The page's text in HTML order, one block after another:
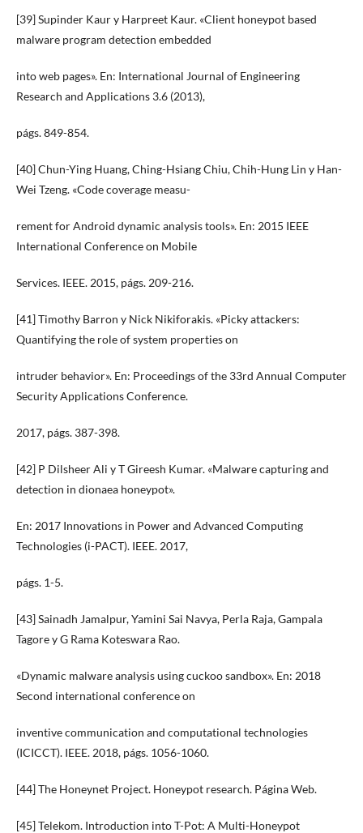
[39] Supinder Kaur y Harpreet Kaur. «Client honeypot based
malware program detection embedded
into web pages». En: International Journal of Engineering
Research and Applications 3.6 (2013),
págs. 849-854.
[40] Chun-Ying Huang, Ching-Hsiang Chiu, Chih-Hung Lin y Han-
Wei Tzeng. «Code coverage measu-
rement for Android dynamic analysis tools». En: 2015 IEEE
International Conference on Mobile
Services. IEEE. 2015, págs. 209-216.
[41] Timothy Barron y Nick Nikiforakis. «Picky attackers:
Quantifying the role of system properties on
intruder behavior». En: Proceedings of the 33rd Annual Computer
Security Applications Conference.
2017, págs. 387-398.
[42] P Dilsheer Ali y T Gireesh Kumar. «Malware capturing and
detection in dionaea honeypot».
En: 2017 Innovations in Power and Advanced Computing
Technologies (i-PACT). IEEE. 2017,
págs. 1-5.
[43] Sainadh Jamalpur, Yamini Sai Navya, Perla Raja, Gampala
Tagore y G Rama Koteswara Rao.
«Dynamic malware analysis using cuckoo sandbox». En: 2018
Second international conference on
inventive communication and computational technologies
(ICICCT). IEEE. 2018, págs. 1056-1060.
[44] The Honeynet Project. Honeypot research. Página Web.
[45] Telekom. Introduction into T-Pot: A Multi-Honeypot